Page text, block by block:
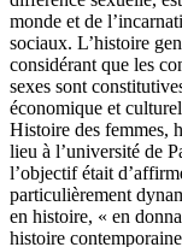
monde et de
sociaux. L’histoire
considérant que les
sexes sont
économique et
Histoire des femmes,
lieu à l’université de
l’objectif était
particulièrement
en histoire, « en
histoire